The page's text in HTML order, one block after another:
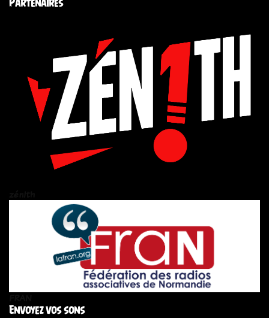
Partenaires
Envoyez vos sons